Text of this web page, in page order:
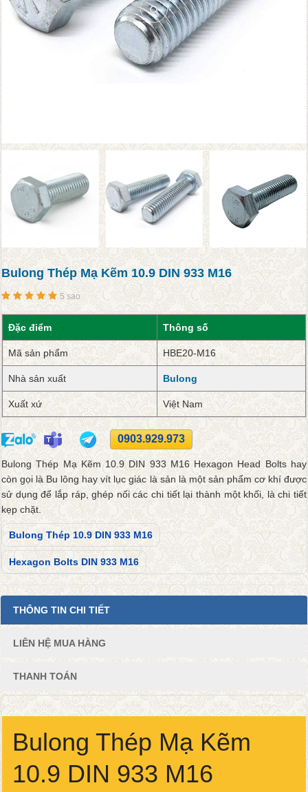
Bulong Thép Mạ Kẽm 10.9 DIN 933 M16
5 sao
Đặc điểm Thông số
Mã sản phẩm HBE20-M16
Nhà sản xuất Bulong
Xuất xứ Việt Nam
0903.929.973
Bulong Thép Mạ Kẽm 10.9 DIN 933 M16 Hexagon Head Bolts hay
còn gọi là Bu lông hay vít lục giác là sản là một sản phẩm cơ khí được
sử dụng để lắp ráp, ghép nối các chi tiết lại thành một khối, là chi tiết
kẹp chặt.
Bulong Thép 10.9 DIN 933 M16
Hexagon Bolts DIN 933 M16
THÔNG TIN CHI TIẾT
LIÊN HỆ MUA HÀNG
THANH TOÁN
Bulong Thép Mạ Kẽm
10.9 DIN 933 M16